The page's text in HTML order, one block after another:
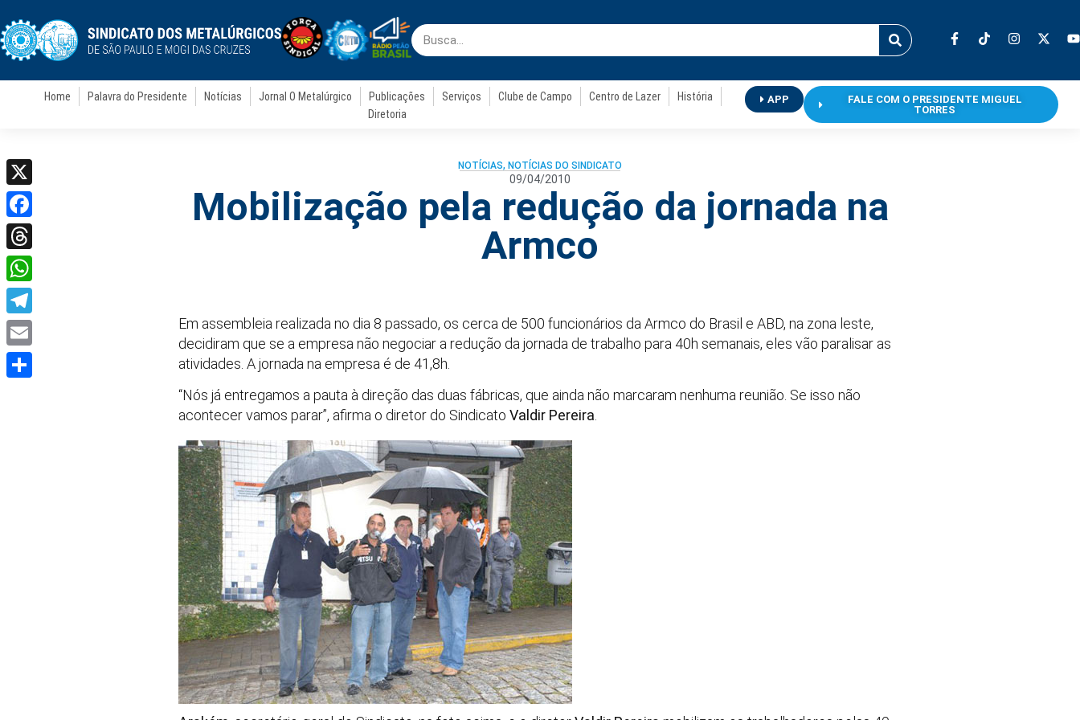
Home Palavra do Presidente Notícias Jornal O Metalúrgico Publicações Serviços Clube de Campo Centro de Lazer
História
Diretoria
APP
FALE COM O PRESIDENTE MIGUEL
TORRES
NOTÍCIAS, NOTÍCIAS DO SINDICATO
09/04/2010
Mobilização pela redução da jornada na
Armco
Em assembleia realizada no dia 8 passado, os cerca de 500 funcionários da Armco do Brasil e ABD, na zona leste,
decidiram que se a empresa não negociar a redução da jornada de trabalho para 40h semanais, eles vão paralisar as
atividades. A jornada na empresa é de 41,8h.
“Nós já entregamos a pauta à direção das duas fábricas, que ainda não marcaram nenhuma reunião. Se isso não
acontecer vamos parar”, afirma o diretor do Sindicato Valdir Pereira.
X
Facebook
Threads
WhatsApp
Telegram
Email